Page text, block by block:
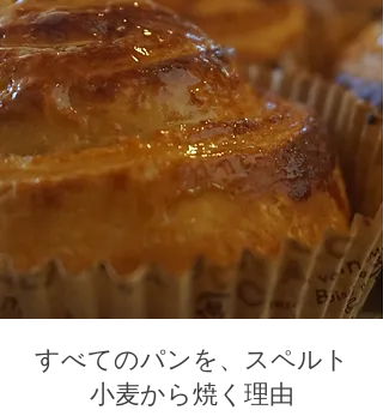
すべてのパンを、スペルト
小麦から焼く理由